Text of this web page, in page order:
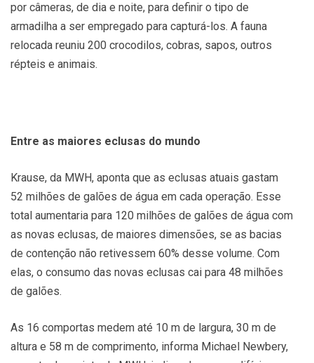
por câmeras, de dia e noite, para definir o tipo de
armadilha a ser empregado para capturá-los. A fauna
relocada reuniu 200 crocodilos, cobras, sapos, outros
répteis e animais.
Entre as maiores eclusas do mundo
Krause, da MWH, aponta que as eclusas atuais gastam
52 milhões de galões de água em cada operação. Esse
total aumentaria para 120 milhões de galões de água com
as novas eclusas, de maiores dimensões, se as bacias
de contenção não retivessem 60% desse volume. Com
elas, o consumo das novas eclusas cai para 48 milhões
de galões.
As 16 comportas medem até 10 m de largura, 30 m de
altura e 58 m de comprimento, informa Michael Newbery,